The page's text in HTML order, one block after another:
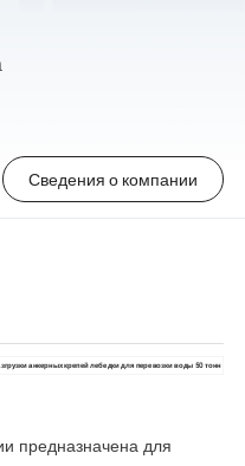
Сведения о компании
анкерных крепей лебедки для перевозки воды 50 тонн
предназначена для